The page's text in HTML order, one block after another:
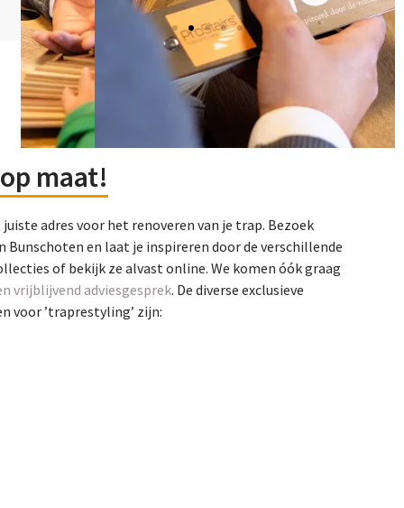
op maat!
adres voor het renoveren van je trap. Bezoek
Bunschoten en laat je inspireren door de verschillende
of bekijk ze alvast online. We komen óók graag
vrijblijvend adviesgesprek. De diverse exclusieve
voor ’traprestyling’ zijn: